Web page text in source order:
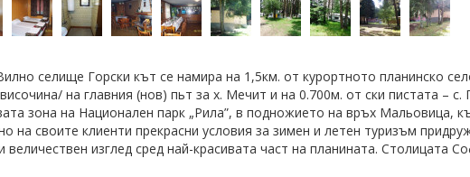
селище Горски кът се намира на 1,5км. от курортното планинско
на главния (нов) пьт за х. Мечит и на 0.700м. от ски пистата –
зона на Национален парк „Рила”, в подножието на връх Мальовица,
на своите клиенти прекрасни условия за зимен и летен туризъм
величествен изглед сред най-красивата част на планината. Столицата